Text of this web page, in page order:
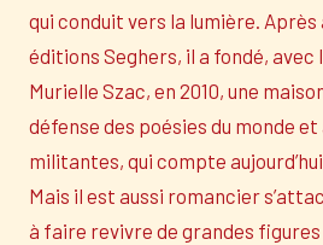
qui conduit vers la lumière.
éditions Seghers, il a fondé,
Murielle Szac, en 2010, une
défense des poésies du monde et
militantes, qui compte
Mais il est aussi romancier
à faire revivre de grandes